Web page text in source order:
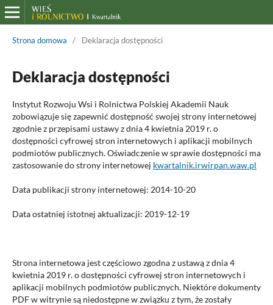
Strona domowa / Deklaracja dostępności
Deklaracja dostępności
Instytut Rozwoju Wsi i Rolnictwa Polskiej Akademii Nauk
zobowiązuje się zapewnić dostępność swojej strony internetowej
zgodnie z przepisami ustawy z dnia 4 kwietnia 2019 r. o
dostępności cyfrowej stron internetowych i aplikacji mobilnych
podmiotów publicznych. Oświadczenie w sprawie dostępności ma
zastosowanie do strony internetowej kwartalnik.irwirpan.waw.pl
Data publikacji strony internetowej: 2014-10-20
Data ostatniej istotnej aktualizacji: 2019-12-19
Strona internetowa jestczęściowo zgodnaz ustawą z dnia 4
kwietnia 2019 r. o dostępności cyfrowej stron internetowych i
aplikacji mobilnych podmiotów publicznych. Niektóre dokumenty
PDF w witrynie są niedostępne w związku z tym, że zostały